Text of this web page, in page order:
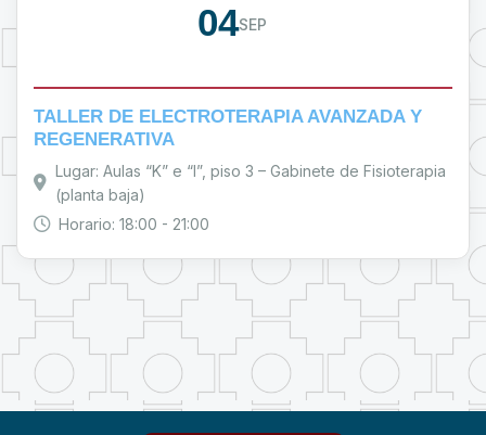
04SEP
TALLER DE ELECTROTERAPIA AVANZADA Y
REGENERATIVA
Lugar: Aulas “K” e “I”, piso 3 – Gabinete de Fisioterapia
(planta baja)
Horario: 18:00 - 21:00